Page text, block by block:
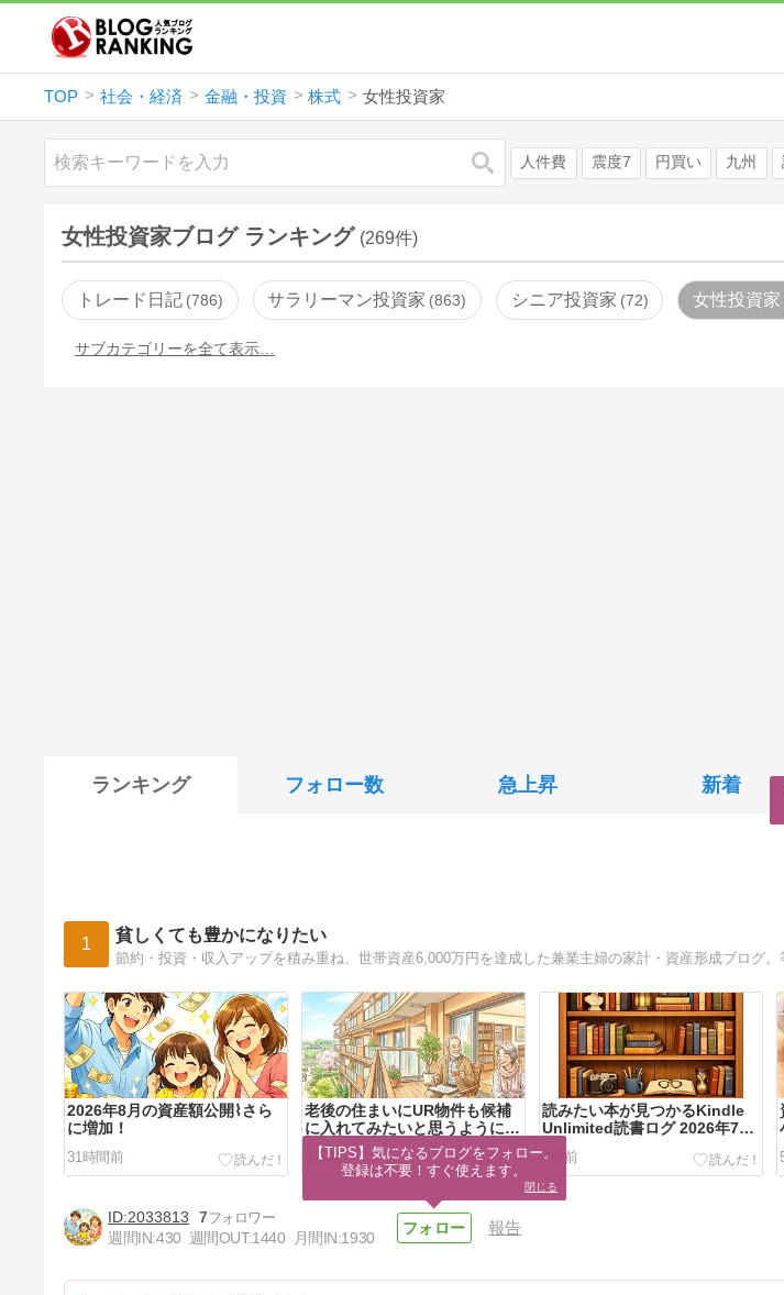
TOP 社会・経済 金融・投資 株式 女性投資家
検索 人件費 震度7 円買い 九州
女性投資家ブログ ランキング (269件)
トレード日記 786 サラリーマン投資家 863 シニア投資家 72 女性投資家
サブカテゴリーを全て表示…
ランキング フォロー数 急上昇 新着
1 貧しくても豊かになりたい
2026年8月の資産額公開⌇さら
に増加！
31時間前
老後の住まいにUR物件も候補
に入れてみたいと思うようにな
りました
3日前
読みたい本が見つかるKindle
Unlimited読書ログ 2026年7月
後半
4日前
2033813
7
週間IN:430 週間OUT:1440 月間IN:1930
報告
【TIPS】気になるブログをフォロー。
登録は不要！すぐ使えます。
閉じる